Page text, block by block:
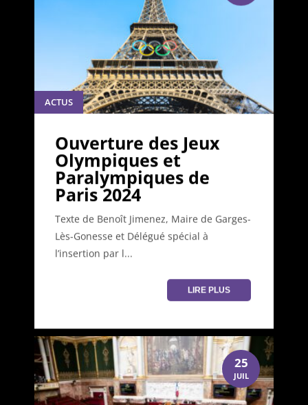
ACTUS
Ouverture des Jeux
Olympiques et
Paralympiques de
Paris 2024
Texte de Benoît Jimenez, Maire de Garges-
Lès-Gonesse et Délégué spécial à
l’insertion par l...
LIRE PLUS
25
JUIL